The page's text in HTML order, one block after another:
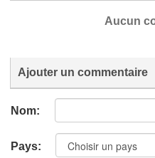
Aucun
Ajouter un commentaire
Nom:
Pays: